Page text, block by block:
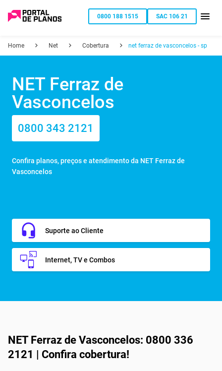
0800 188 1515 SAC 106 21
Home Net Cobertura net ferraz de vasconcelos - sp
NET Ferraz de
Vasconcelos
0800 343 2121
Confira planos, preços e atendimento da NET Ferraz de
Vasconcelos
Suporte ao Cliente
Internet, TV e Combos
NET Ferraz de Vasconcelos: 0800 336
2121 | Confira cobertura!